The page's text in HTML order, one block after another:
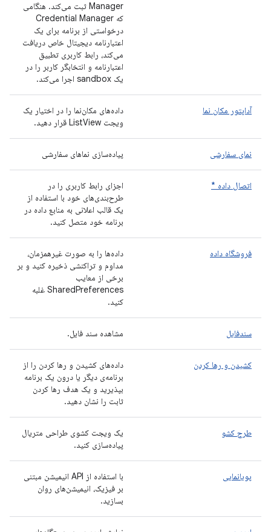
Manager ثبت می‌کند. هنگامی
که Credential Manager
درخواستی از برنامه برای یک
اعتبارنامه دیجیتال خاص دریافت
می‌کند، رابط کاربری تطبیق
اعتبارنامه و انتخابگر کاربر را در
یک sandbox اجرا می‌کند.
آداپتور مکان نما
داده‌های مکان‌نما را در اختیار یک
ویجت ListView قرار دهید.
نمای سفارشی پیاده‌سازی نماهای سفارشی
اتصال داده *
اجزای رابط کاربری را در
طرح‌بندی‌های خود با استفاده از
یک قالب اعلانی به منابع داده در
برنامه خود متصل کنید.
فروشگاه داده
داده‌ها را به صورت غیرهمزمان،
مداوم و تراکنشی ذخیره کنید و بر
برخی از معایب
SharedPreferences غلبه
کنید.
سندفایل مشاهده سند فایل.
کشیدن و رها کردن
داده‌های کشیدن و رها کردن را از
برنامه‌ی دیگر یا درون یک برنامه
بپذیرید و یک هدف رها کردن
ثابت را نشان دهید.
طرح کشو
یک ویجت کشوی طراحی متریال
پیاده‌سازی کنید.
پویانمایی
با استفاده از API انیمیشن مبتنی
بر فیزیک، انیمیشن‌های روان
بسازید.